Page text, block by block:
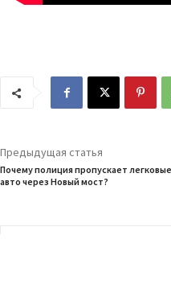
Предыдущая статья
Почему полиция пропускает легковые
авто через Новый мост?